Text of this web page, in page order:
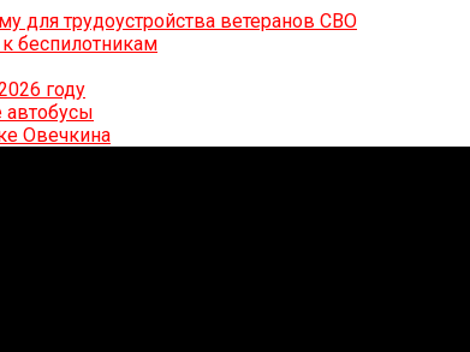
для трудоустройства ветеранов СВО
беспилотникам
году
автобусы
Овечкина